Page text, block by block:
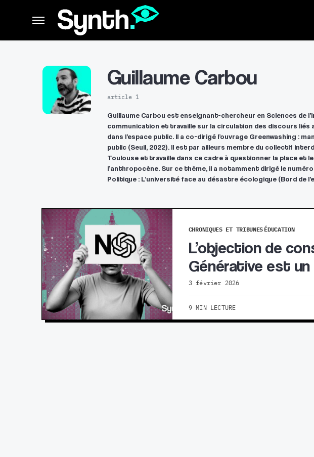
Guillaume Carbou
article 1
Guillaume Carbou est enseignant-chercheur en Sciences de
communication et travaille sur la circulation des discours liés
dans l’espace public. Il a co-dirigé l’ouvrage Greenwashing :
public (Seuil, 2022). Il est par ailleurs membre du collectif
Toulouse et travaille dans ce cadre à questionner la place et
l’anthropocène. Sur ce thème, il a notamment dirigé le
Politique : L’université face au désastre écologique (Bord de
CHRONIQUES ET TRIBUNES ÉDUCATION
L’objection de
Générative est un
3 février 2026
9 MIN LECTURE